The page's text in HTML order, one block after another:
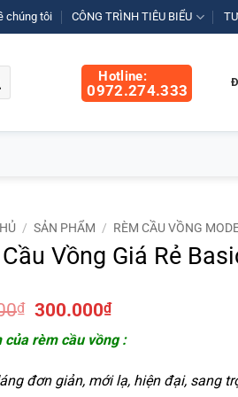
chúng tôi CÔNG TRÌNH TIÊU BIỂU
Hotline:
0972.274.333
/ SẢN PHẨM / RÈM CẦU VỒNG
Vồng Giá Rẻ
₫ Giá
là:
300.000₫Giá
tại
300.000₫.
của rèm cầu vồng :
đơn giản, mới lạ, hiện đại, sang